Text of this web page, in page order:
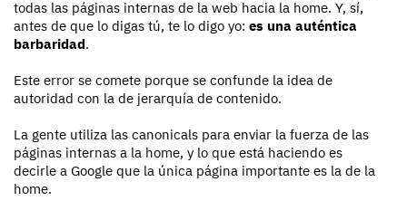
todas las páginas internas de la web hacia la home. Y, sí,
antes de que lo digas tú, te lo digo yo: es una auténtica
barbaridad.
Este error se comete porque se confunde la idea de
autoridad con la de jerarquía de contenido.
La gente utiliza las canonicals para enviar la fuerza de las
páginas internas a la home, y lo que está haciendo es
decirle a Google que la única página importante es la de la
home.